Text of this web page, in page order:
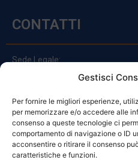
Gestisci
Per fornire le migliori esperienze,
per memorizzare e/o accedere alle
consenso a queste tecnologie ci
comportamento di navigazione o ID
acconsentire o ritirare il consenso
caratteristiche e funzioni.
CONTATTI
Sede Legale:
Via Principe Di Udine 144
clienti@officinefvg.it
info@officinefvg.it
posta@officinefvgpec.It